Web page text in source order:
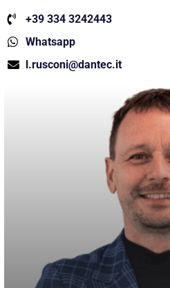
+39 334 3242443
Whatsapp
l.rusconi@dantec.it